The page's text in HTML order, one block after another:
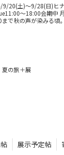
9/20(土)〜9/28(日)ヒ
～18:00会期中
まで秋の声が染みる頃
夏の旅＋展
展示予定帖